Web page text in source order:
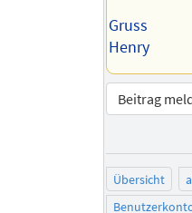
Gruss
Henry
Beitrag
Übersicht